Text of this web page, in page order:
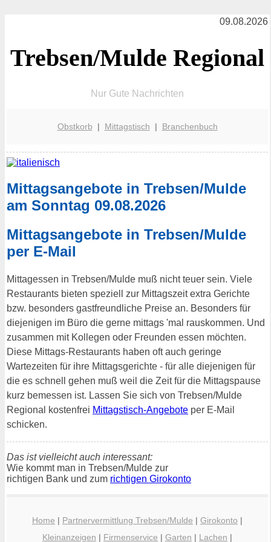
09.08.2026
Trebsen/Mulde Regional
Nur Gute Nachrichten
Obstkorb | Mittagstisch | Branchenbuch
Mittagsangebote in Trebsen/Mulde
am Sonntag 09.08.2026
Mittagsangebote in Trebsen/Mulde
per E-Mail
Mittagessen in Trebsen/Mulde muß nicht teuer sein. Viele
Restaurants bieten speziell zur Mittagszeit extra Gerichte
bzw. besonders gastfreundliche Preise an. Besonders für
diejenigen im Büro die gerne mittags 'mal rauskommen. Und
zusammen mit Kollegen oder Freunden essen möchten.
Diese Mittags-Restaurants haben oft auch geringe
Wartezeiten für ihre Mittagsgerichte - für alle diejenigen für
die es schnell gehen muß weil die Zeit für die Mittagspause
kurz bemessen ist. Lassen Sie sich von Trebsen/Mulde
Regional kostenfrei Mittagstisch-Angebote per E-Mail
schicken.
Das ist vielleicht auch interessant:
Wie kommt man in Trebsen/Mulde zur
richtigen Bank und zum richtigen Girokonto
Home | Partnervermittlung Trebsen/Mulde | Girokonto |
Kleinanzeigen | Firmenservice | Garten | Lachen |